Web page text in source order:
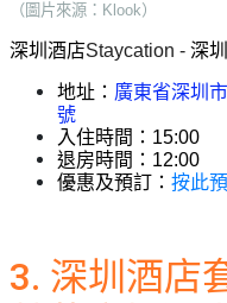
（圖片來源：Klook）
深圳酒店Staycation - 深
地址： 廣東省深圳
號
入住時間：15:00
退房時間：12:00
優惠及預訂： 按此
3. 深圳酒店